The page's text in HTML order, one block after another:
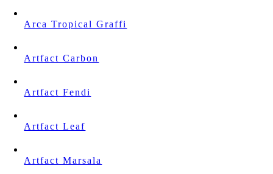
Arca Tropical Graffi
Artfact Carbon
Artfact Fendi
Artfact Leaf
Artfact Marsala